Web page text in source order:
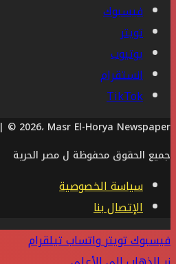
فيسبوك
تويتر
يوتيوب
انستقرام
‫TikTok
| © 2026، Masr El-Horya Newspaper
جميع الحقوق محفوظة ل مصر الحرية
سياسة الخصوصية
الإتصال بنا
فيسبوكتويترواتسابتيلقرام